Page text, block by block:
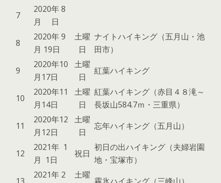
7
2020年 8
月 日
8
2020年 9
月 19日
土曜
日
ナイトハイキング（五月山・池
田市）
9
2020年10
月17日
土曜
日
紅葉ハイキング
10
2020年11
月14日
土曜
日
紅葉ハイキング（赤目４８滝～
長坂山584.7ｍ・三重県）
11
2020年12
月12日
土曜
日
忘年ハイキング（五月山）
12
2021年 1
月 1日
祝日
初日の出ハイキング（夫婦岩園
地・宝塚市）
2021年 2
土曜